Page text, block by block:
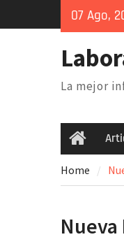
07 Ago,
La mejor
Home
Home